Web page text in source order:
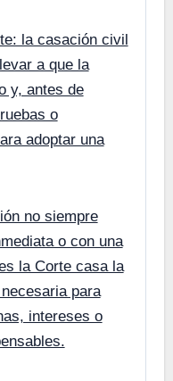
la casación civil
a que la
y, antes de
o
adoptar una
no siempre
o con una
la Corte casa la
para
intereses o